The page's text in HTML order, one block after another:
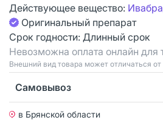
Действующее вещество:
Оригинальный препарат
Срок годности: Длинный срок
Невозможна оплата онлайн для
Bнешний вид товара может отличаться
Самовывоз
в Брянской области